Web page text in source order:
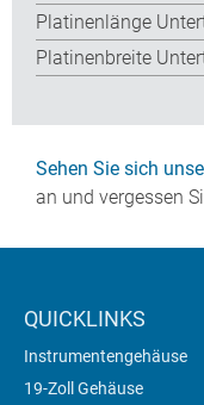
Platinenlänge
Platinenbreite
Sehen Sie sich
an und vergessen
QUICKLINKS
Instrumentengehäuse
19-Zoll Gehäuse